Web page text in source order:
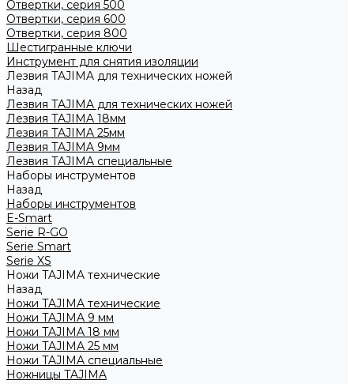
Отвертки, серия 500
Отвертки, серия 600
Отвертки, серия 800
Шестигранные ключи
Инструмент для снятия изоляции
Лезвия TAJIMA для технических ножей
Назад
Лезвия TAJIMA для технических ножей
Лезвия TAJIMA 18мм
Лезвия TAJIMA 25мм
Лезвия TAJIMA 9мм
Лезвия TAJIMA специальные
Наборы инструментов
Назад
Наборы инструментов
E-Smart
Serie R-GO
Serie Smart
Serie XS
Ножи TAJIMA технические
Назад
Ножи TAJIMA технические
Ножи TAJIMA 9 мм
Ножи TAJIMA 18 мм
Ножи TAJIMA 25 мм
Ножи TAJIMA специальные
Ножницы TAJIMA